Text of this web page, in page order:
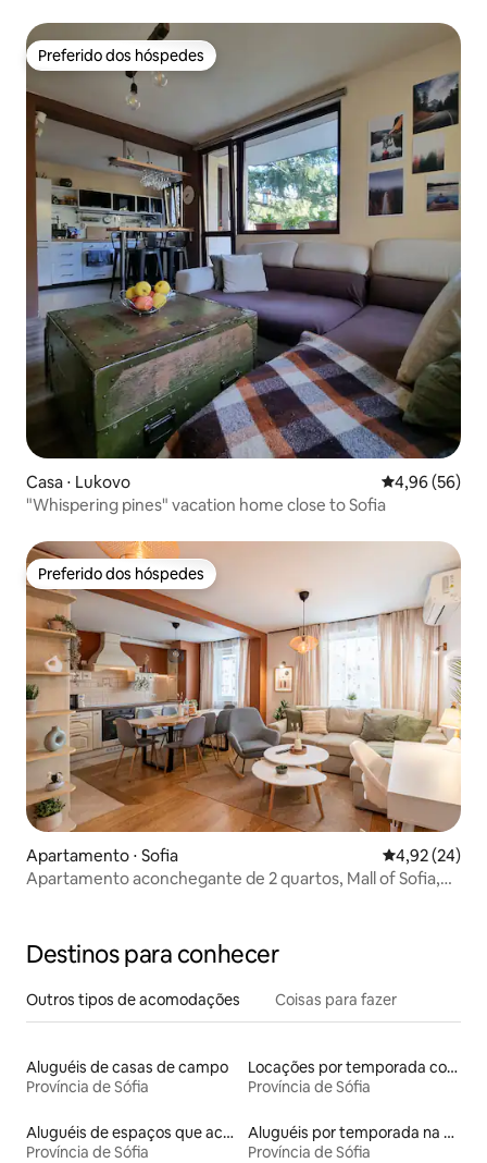
Preferido dos hóspedes
Preferido dos hóspedes
Casa ⋅ Lukovo 4,96 de uma
4,96 (56)
"Whispering pines" vacation home close to Sofia
Preferido dos hóspedes
Preferido dos hóspedes
Apartamento ⋅ Sofia 4,92 de uma
4,92 (24)
Apartamento aconchegante de 2 quartos, Mall of Sofia,
Destinos para conhecer
Outros tipos de acomodações Coisas para fazer
Aluguéis de casas de campo
Província de Sófia
Locações por temporada com piscina
Província de Sófia
Aluguéis de espaços que aceitam animais de estimação
Província de Sófia
Aluguéis por temporada na orla
Província de Sófia